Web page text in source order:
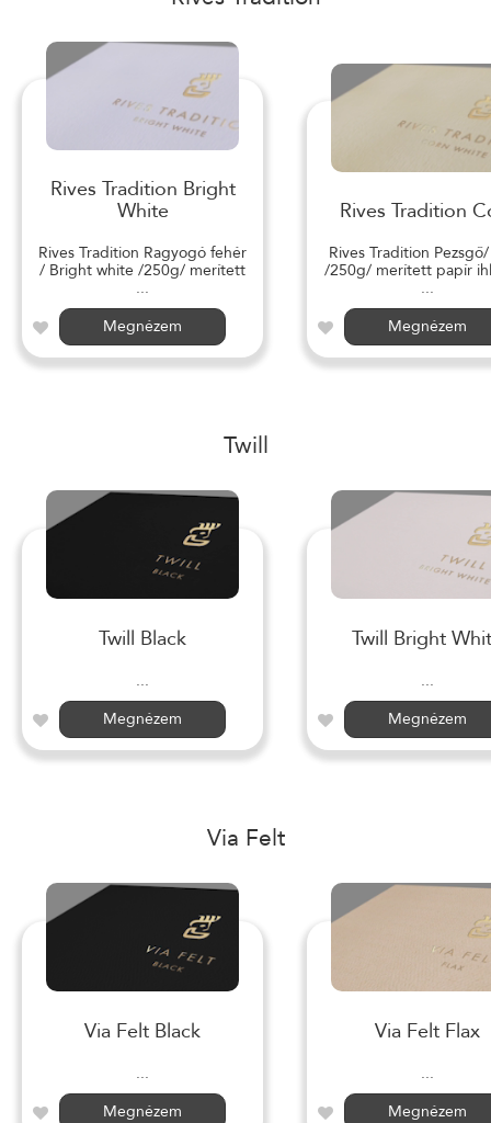
Rives Tradition Bright
White
Rives Tradition Ragyogó fehér
/ Bright white /250g/ merített
...
Megnézem
Rives Tradition
Rives Tradition
/250g/ merített papír
...
Megnézem
Twill
Twill Black
...
Megnézem
Twill Bright
...
Megnézem
Via Felt
Via Felt Black
...
Megnézem
Via Felt Flax
...
Megnézem